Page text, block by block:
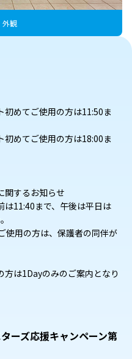
外観
めてご使用の方は11:50ま
めてご使用の方は18:00ま
関するお知らせ
は11:40まで、午後は平日は
使用の方は、保護者の同伴が
方は1Dayのみのご案内となり
ーズ応援キャンペーン第